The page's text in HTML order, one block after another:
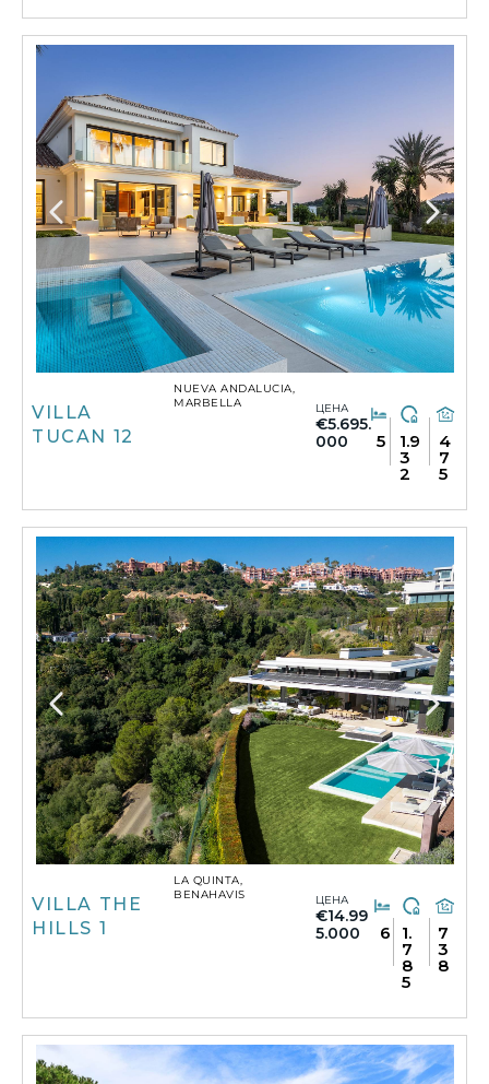
VILLA
TUCAN 12
NUEVA ANDALUCIA,
MARBELLA
ЦЕНА
€5.695.
000
5 1.9
3
2
4
7
5
VILLA THE
HILLS 1
LA QUINTA,
BENAHAVIS
ЦЕНА
€14.99
5.000
6 1.
7
8
5
7
3
8